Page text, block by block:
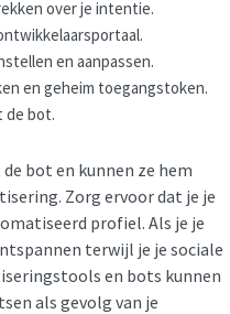
over je intentie.
en aanpassen.
en geheim toegangstoken.
de bot.
bot en kunnen ze hem
Zorg ervoor dat je je
profiel. Als je je
terwijl je je sociale
en bots kunnen
als gevolg van je